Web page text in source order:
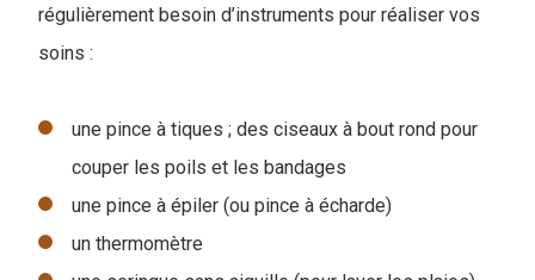
régulièrement besoin d’instruments pour réaliser vos
soins :
une pince à tiques ; des ciseaux à bout rond pour
couper les poils et les bandages
une pince à épiler (ou pince à écharde)
un thermomètre